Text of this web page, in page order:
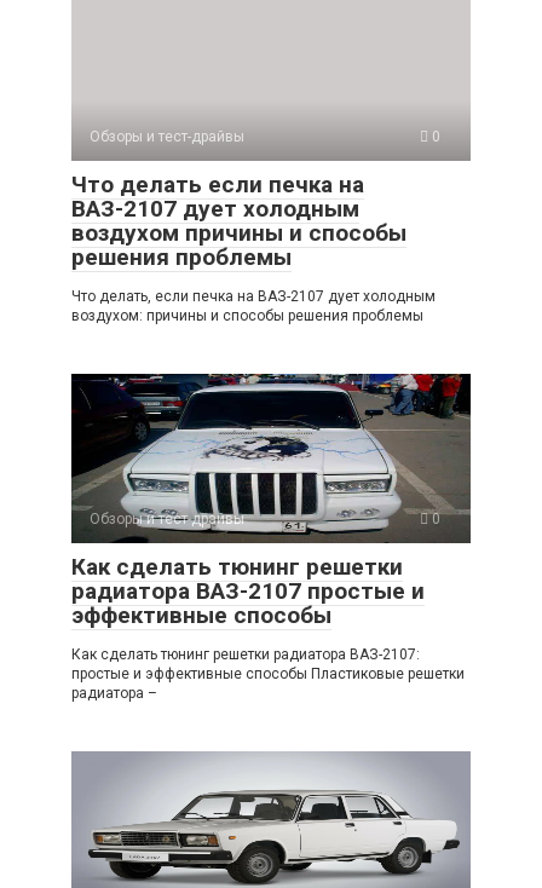
Обзоры и тест-драйвы 0
Что делать если печка на
ВАЗ-2107 дует холодным
воздухом причины и способы
решения проблемы
Что делать, если печка на ВАЗ-2107 дует холодным
воздухом: причины и способы решения проблемы
Обзоры и тест-драйвы 0
Как сделать тюнинг решетки
радиатора ВАЗ-2107 простые и
эффективные способы
Как сделать тюнинг решетки радиатора ВАЗ-2107:
простые и эффективные способы Пластиковые решетки
радиатора –